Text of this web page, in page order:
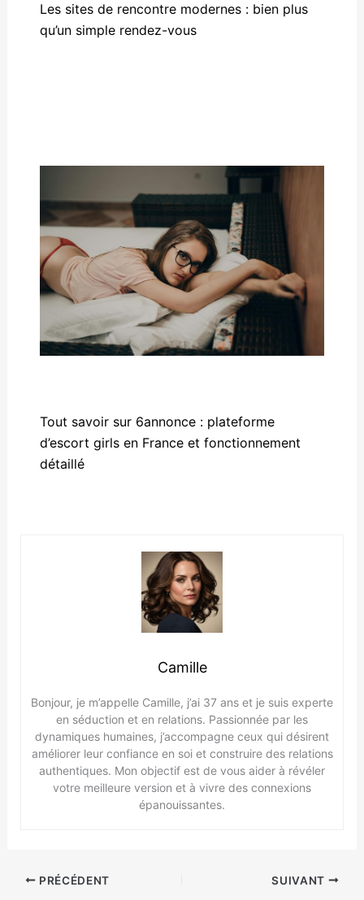
Les sites de rencontre modernes : bien plus
qu’un simple rendez-vous
Tout savoir sur 6annonce : plateforme
d’escort girls en France et fonctionnement
détaillé
Camille
Bonjour, je m’appelle Camille, j’ai 37 ans et je suis experte
en séduction et en relations. Passionnée par les
dynamiques humaines, j’accompagne ceux qui désirent
améliorer leur confiance en soi et construire des relations
authentiques. Mon objectif est de vous aider à révéler
votre meilleure version et à vivre des connexions
épanouissantes.
PRÉCÉDENT SUIVANT